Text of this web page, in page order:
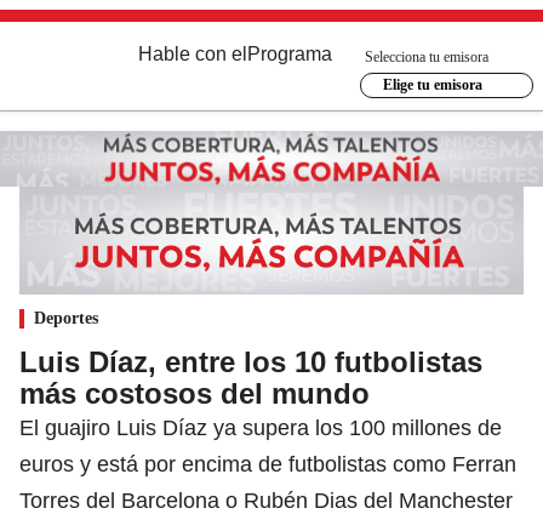
Hable con el Programa
Selecciona tu emisora
Elige tu emisora
Deportes
Luis Díaz, entre los 10 futbolistas
más costosos del mundo
El guajiro Luis Díaz ya supera los 100 millones de
euros y está por encima de futbolistas como Ferran
Torres del Barcelona o Rubén Dias del Manchester